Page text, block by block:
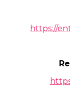
https://